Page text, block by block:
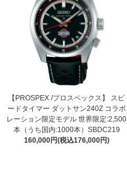
【PROSPEX /プロスペックス】 スピ
ードタイマー ダットサン240Z コラボ
レーション限定モデル 世界限定:2,500
本（うち国内:1000本）SBDC219
160,000円(税込176,000円)